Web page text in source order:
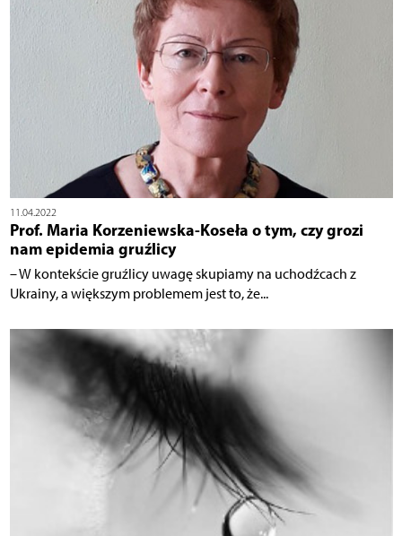
11.04.2022
Prof. Maria Korzeniewska-Koseła o tym, czy grozi
nam epidemia gruźlicy
– W kontekście gruźlicy uwagę skupiamy na uchodźcach z
Ukrainy, a większym problemem jest to, że...